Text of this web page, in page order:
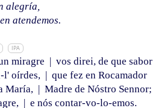
alegría,
atendemos.
IPA
miragre | vos direi, de que sabor
l' oírdes, | que fez en Rocamador
María, | Madre de Nóstro Sennor;
| e nós contar-vo-lo-emos.